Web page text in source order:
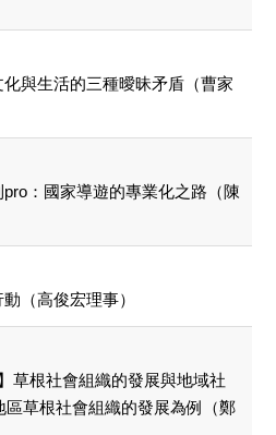
化與生活的三種曖昧矛盾（曹家
pro：國家導遊的專業化之路（陳
（高俊宏理事）
草根社會組織的發展與地域社
草根社會組織的發展為例（鄭